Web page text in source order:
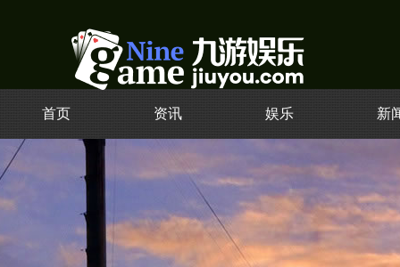
首页 资讯 娱乐 新